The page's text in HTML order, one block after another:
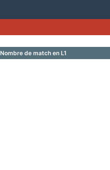
Nombre de match en L1